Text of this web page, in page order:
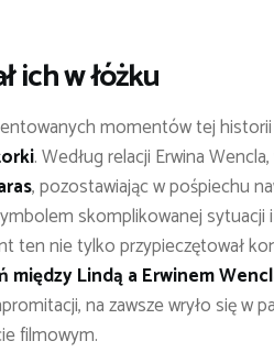
ich w łóżku
momentów tej historii
. Według relacji Erwina
, pozostawiając w pośpiechu
skomplikowanej
ten nie tylko przypieczętował
między Lindą a Erwinem
na zawsze wryło się w
filmowym.